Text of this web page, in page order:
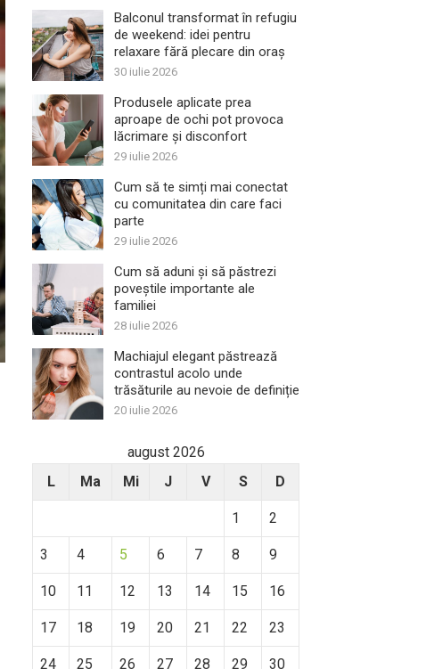
Balconul transformat în refugiu
de weekend: idei pentru
relaxare fără plecare din oraș
30 iulie 2026
Produsele aplicate prea
aproape de ochi pot provoca
lăcrimare și disconfort
29 iulie 2026
Cum să te simți mai conectat
cu comunitatea din care faci
parte
29 iulie 2026
Cum să aduni și să păstrezi
poveștile importante ale
familiei
28 iulie 2026
Machiajul elegant păstrează
contrastul acolo unde
trăsăturile au nevoie de definiție
20 iulie 2026
august 2026
L
Ma Mi J V S D
1 2
3 4 5 6 7 8 9
10 11 12 13 14 15 16
17 18 19 20 21 22 23
24 25 26 27 28 29 30